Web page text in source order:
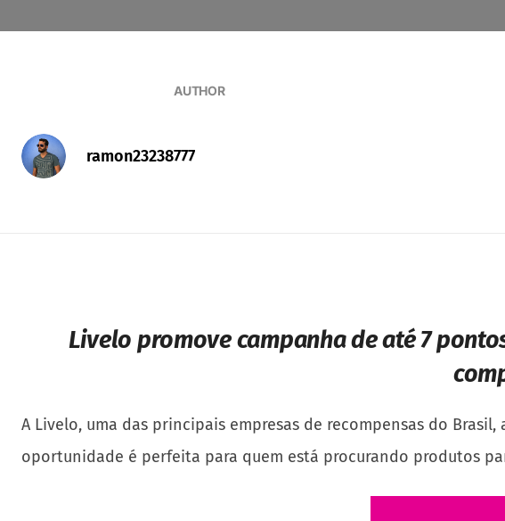
AUTHOR
ramon23238777
Livelo promove campanha de até 7
A Livelo, uma das principais empresas de recompensas do
oportunidade é perfeita para quem está procurando produtos